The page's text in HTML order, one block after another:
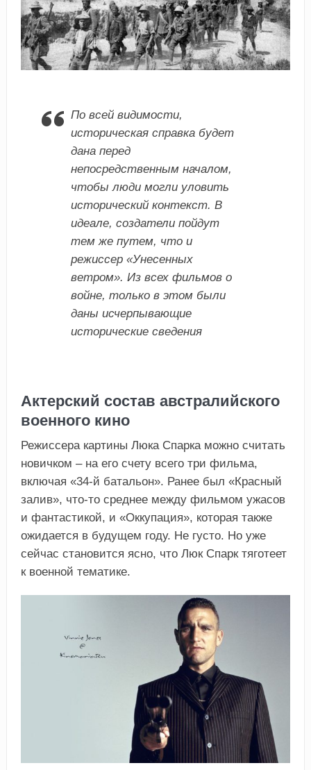
По всей видимости,
историческая справка будет
дана перед
непосредственным началом,
чтобы люди могли уловить
исторический контекст. В
идеале, создатели пойдут
тем же путем, что и
режиссер «Унесенных
ветром». Из всех фильмов о
войне, только в этом были
даны исчерпывающие
исторические сведения
Актерский состав австралийского
военного кино
Режиссера картины Люка Спарка можно считать
новичком – на его счету всего три фильма,
включая «34-й батальон». Ранее был «Красный
залив», что-то среднее между фильмом ужасов
и фантастикой, и «Оккупация», которая также
ожидается в будущем году. Не густо. Но уже
сейчас становится ясно, что Люк Спарк тяготеет
к военной тематике.